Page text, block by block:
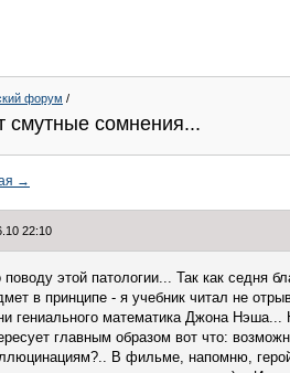
форум /
сомнения...
→
22:10
поводу этой патологии... Так как седня
в принципе - я учебник читал не
гениального математика Джона
главным образом вот что:
В фильме, напомню,